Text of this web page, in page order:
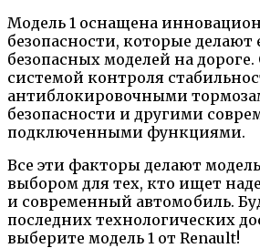
Модель 1 оснащена
безопасности, которые делают
безопасных моделей на
системой контроля
антиблокировочными
безопасности и другими
подключенными функциями.
Все эти факторы делают
выбором для тех, кто ищет
и современный автомобиль.
последних технологических
выберите модель 1 от Renault!